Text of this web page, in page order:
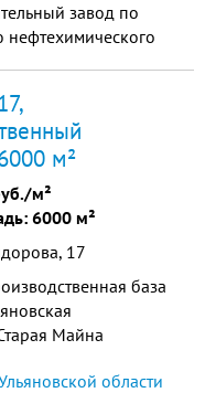
завод по
нефтехимического
количество
России.
м²
м²
6000 м²
17
база
Майна
корпус с АБК
области